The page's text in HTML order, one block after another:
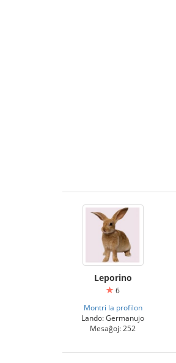
Leporino
6
Montri la profilon
Lando: Germanujo
Mesaĝoj: 252